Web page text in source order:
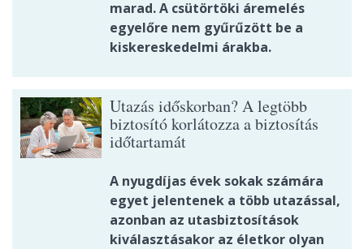
marad. A csütörtöki áremelés
egyelőre nem gyűrűzött be a
kiskereskedelmi árakba.
Utazás időskorban? A legtöbb
biztosító korlátozza a biztosítás
időtartamát
A nyugdíjas évek sokak számára
egyet jelentenek a több utazással,
azonban az utasbiztosítások
kiválasztásakor az életkor olyan